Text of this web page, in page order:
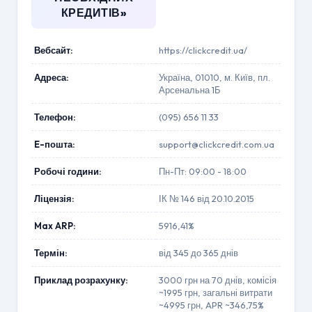
КРЕДИТІВ»
Вебсайт: https://clickcredit.ua/
Адреса:
Україна, 01010, м. Київ, пл.
Арсенальна 1Б
Телефон: (095) 656 11 33
E-пошта: support@clickcredit.com.ua
Робочі години: Пн-Пт: 09:00 - 18:00
Ліцензія: ІК № 146 від 20.10.2015
Max ARP: 5916,41%
Термін: від 345 до 365 днів
Приклад розрахунку:
3000 грн на 70 днів, комісія
~1995 грн, загальні витрати
~4995 грн, APR ~346,75%